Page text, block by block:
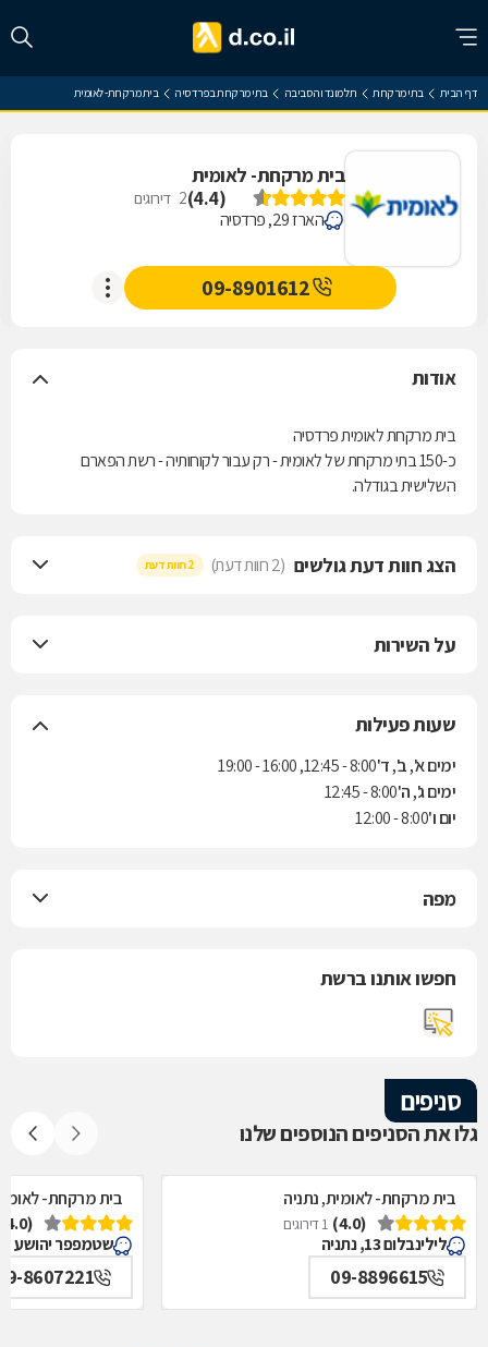
דף הבית בתי מרקחת תל מונד והסביבה בתי מרקחת בפרדסיה בית מרקחת- לאומית
בית מרקחת- לאומית
(
4.4
)
2 דירוגים
הארז 29, פרדסיה
09-8901612
אודות
בית מרקחת לאומית פרדסיה
כ-150 בתי מרקחת של לאומית - רק עבור לקוחותיה - רשת הפארם
השלישית בגודלה.
הצג חוות דעת גולשים (2 חוות דעת) 2 חוות דעת
על השירות
שעות פעילות
ימים א', ב', ד'8:00 - 12:45, 16:00 - 19:00
ימים ג', ה'8:00 - 12:45
יום ו'8:00 - 12:00
מפה
חפשו אותנו ברשת
סניפים
גלו את הסניפים הנוספים שלנו
בית מרקחת- לאומית, נתניה
(4.0)
1 דירוגים
לילינבלום 13, נתניה
09-8896615
בית מרקחת-
(4.0)
שטמפפר יהושע 17, נתניה
8607221